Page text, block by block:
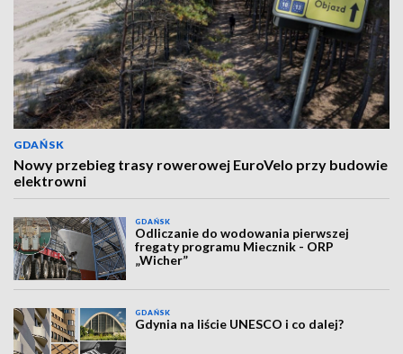
GDAŃSK
Nowy przebieg trasy rowerowej EuroVelo przy budowie
elektrowni
GDAŃSK
Odliczanie do wodowania pierwszej
fregaty programu Miecznik - ORP
„Wicher”
GDAŃSK
Gdynia na liście UNESCO i co dalej?